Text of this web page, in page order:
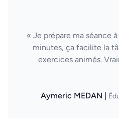
« Je prépare ma séance
minutes, ça facilite la
exercices animés.
Aymeric MEDAN |